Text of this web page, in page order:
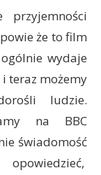
że to film
wydaje
teraz możemy
ludzie.
na BBC
świadomość